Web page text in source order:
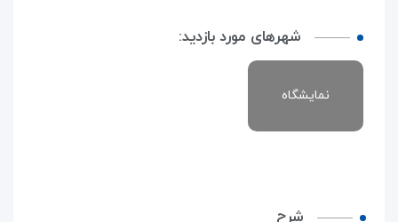
شهرهای مورد بازدید:
نمایشگاه
شرح